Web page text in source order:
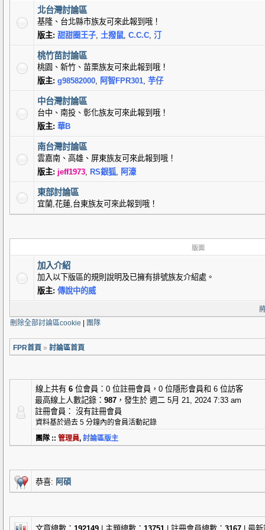
北台灣討論區
基隆、台北縣市族友可來此報到哦！
版主: 甜甜圈王子, 土撥鼠, C.C.C, 汀
桃竹苗討論區
桃園、新竹、苗栗族友可來此報到哦！
版主: g98582000, 阿智FPR301, 芋仔
中台灣討論區
台中、南投、彰化族友可來此報到哦！
版主: 華B
南台灣討論區
雲嘉南、高雄、屏東族友可來此報到哦！
版主: jeff1973, RS銀狐, 阿濠
東部討論區
宜蘭,花蓮,台東族友可來此報到哦！
版面
加入介紹
加入以下版區的規則說明及已擁有排號族友介紹處。
版主: 傳說中的威
刪除全部討論區cookie
團隊
FPR首頁 » 討論區首頁
線上共有 6 位會員：0 位註冊會員，0 位隱形會員和 6 位訪客
最高線上人數記錄： 987 ，發生於 週二 5月 21, 2024 7:33 am
註冊會員： 沒有註冊會員
資料基於過去 5 分鐘內的會員活動記錄
團隊 :: 管理員, 討論區版主
恭喜: 阿碩